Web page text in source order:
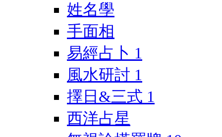
姓名學
手面相
易經占卜 1
風水研討 1
擇日&三式 1
西洋占星